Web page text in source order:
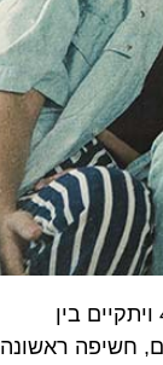
והוותיק בישראל, יציין השנה את מהדורתו ה-43 ויתקיים בין
חשיפה ראשונה של